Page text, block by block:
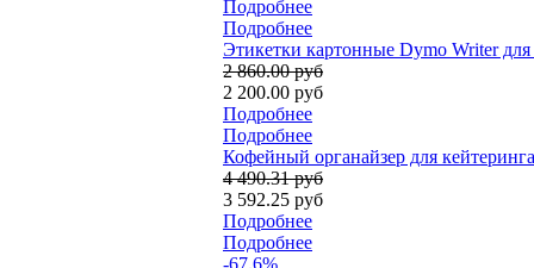
Подробнее
Подробнее
Этикетки картонные Dymo Writer
2 860.00 руб
2 200.00 руб
Подробнее
Подробнее
Кофейный органайзер для
4 490.31 руб
3 592.25 руб
Подробнее
Подробнее
-67.6%